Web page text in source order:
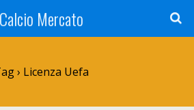
Calcio Mercato
› Licenza Uefa